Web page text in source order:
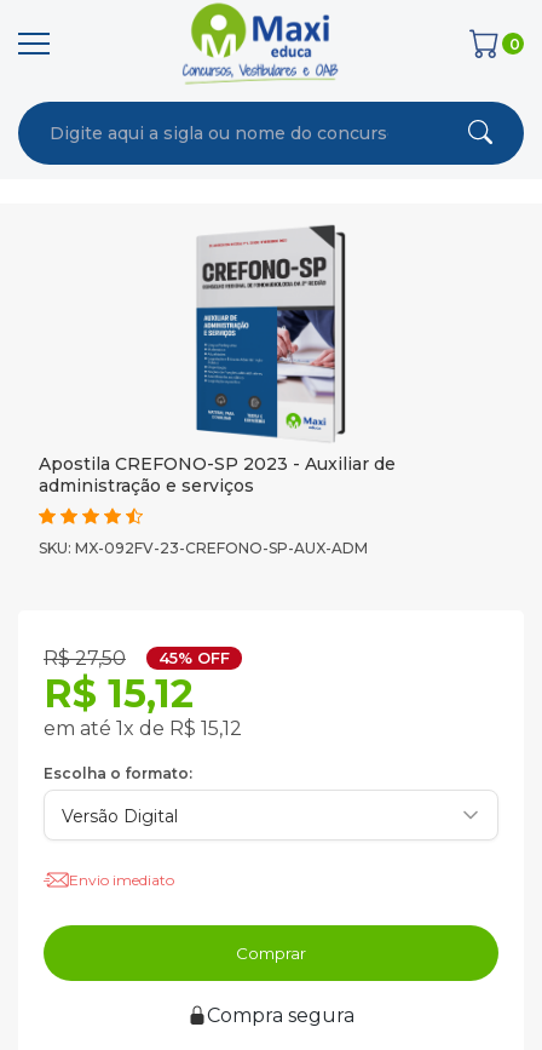
0
Apostila CREFONO-SP 2023 - Auxiliar de
administração e serviços
SKU: MX-092FV-23-CREFONO-SP-AUX-ADM
R$ 27,50 45% OFF
R$ 15,12
em até 1x de R$ 15,12
Escolha o formato:
Envio imediato
Comprar
Compra segura